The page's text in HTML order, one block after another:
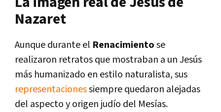
Nazaret
Aunque durante el Renacimientose
realizaron retratos que mostraban a un Jesús
más humanizado en estilo naturalista, sus
representacionessiempre quedaron alejadas
del aspecto y origen judío del Mesías.